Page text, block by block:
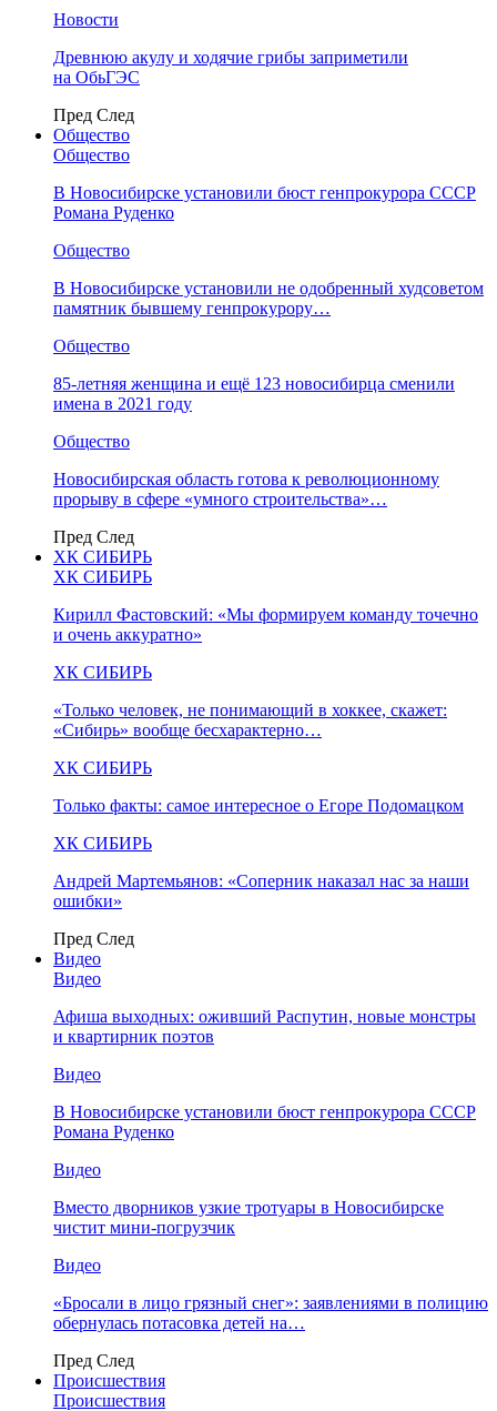
Новости
Древнюю акулу и ходячие грибы заприметили
на ОбьГЭС
Пред След
Общество
Общество
В Новосибирске установили бюст генпрокурора СССР
Романа Руденко
Общество
В Новосибирске установили не одобренный худсоветом
памятник бывшему генпрокурору…
Общество
85-летняя женщина и ещё 123 новосибирца сменили
имена в 2021 году
Общество
Новосибирская область готова к революционному
прорыву в сфере «умного строительства»…
Пред След
ХК СИБИРЬ
ХК СИБИРЬ
Кирилл Фастовский: «Мы формируем команду точечно
и очень аккуратно»
ХК СИБИРЬ
«Только человек, не понимающий в хоккее, скажет:
«Сибирь» вообще бесхарактерно…
ХК СИБИРЬ
Только факты: самое интересное о Егоре Подомацком
ХК СИБИРЬ
Андрей Мартемьянов: «Соперник наказал нас за наши
ошибки»
Пред След
Видео
Видео
Афиша выходных: оживший Распутин, новые монстры
и квартирник поэтов
Видео
В Новосибирске установили бюст генпрокурора СССР
Романа Руденко
Видео
Вместо дворников узкие тротуары в Новосибирске
чистит мини-погрузчик
Видео
«Бросали в лицо грязный снег»: заявлениями в полицию
обернулась потасовка детей на…
Пред След
Происшествия
Происшествия